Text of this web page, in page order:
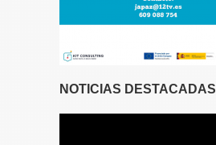
NOTICIAS DESTACADAS